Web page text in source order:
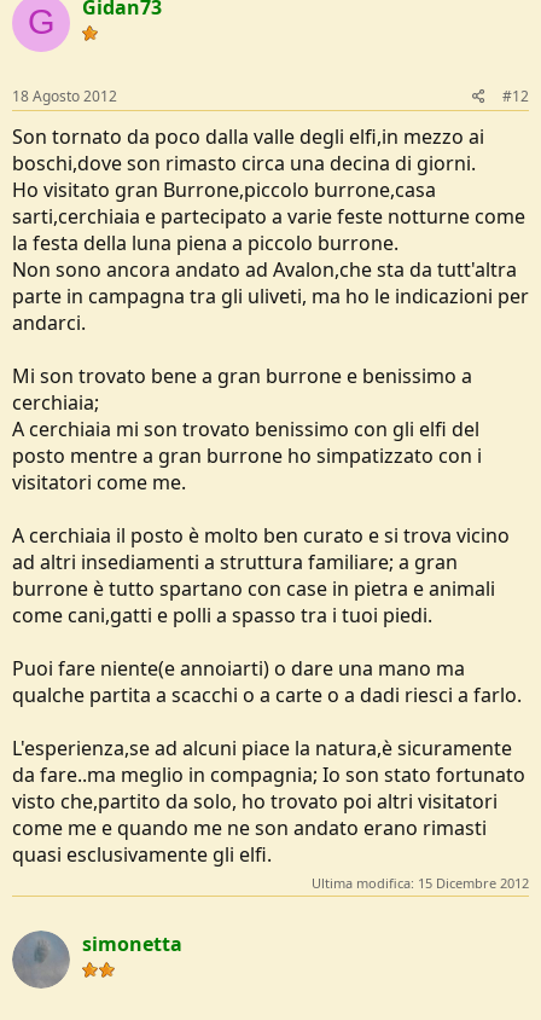
G Gidan73
18 Agosto 2012 #12
Son tornato da poco dalla valle degli elfi,in mezzo ai
boschi,dove son rimasto circa una decina di giorni.
Ho visitato gran Burrone,piccolo burrone,casa
sarti,cerchiaia e partecipato a varie feste notturne come
la festa della luna piena a piccolo burrone.
Non sono ancora andato ad Avalon,che sta da tutt'altra
parte in campagna tra gli uliveti, ma ho le indicazioni per
andarci.
Mi son trovato bene a gran burrone e benissimo a
cerchiaia;
A cerchiaia mi son trovato benissimo con gli elfi del
posto mentre a gran burrone ho simpatizzato con i
visitatori come me.
A cerchiaia il posto è molto ben curato e si trova vicino
ad altri insediamenti a struttura familiare; a gran
burrone è tutto spartano con case in pietra e animali
come cani,gatti e polli a spasso tra i tuoi piedi.
Puoi fare niente(e annoiarti) o dare una mano ma
qualche partita a scacchi o a carte o a dadi riesci a farlo.
L'esperienza,se ad alcuni piace la natura,è sicuramente
da fare..ma meglio in compagnia; Io son stato fortunato
visto che,partito da solo, ho trovato poi altri visitatori
come me e quando me ne son andato erano rimasti
quasi esclusivamente gli elfi.
Ultima modifica: 15 Dicembre 2012
simonetta